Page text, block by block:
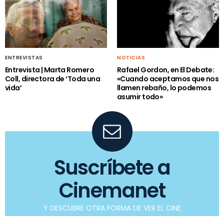
ENTREVISTAS
Entrevista | Marta Romero
Coll, directora de ‘Toda una
vida’
NOTICIAS
Rafael Gordon, en El Debate:
«Cuando aceptamos que nos
llamen rebaño, lo podemos
asumir todo»
Suscríbete a
Cinemanet
Y DESCUBRE OTRA FORMA DE VER EL CINE